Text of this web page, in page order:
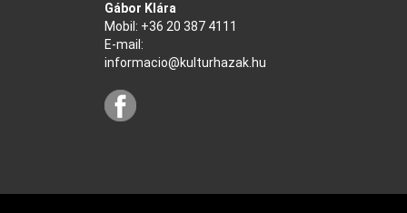
Gábor Klára
Mobil: +36 20 387 4111
E-mail:
informacio@kulturhazak.hu